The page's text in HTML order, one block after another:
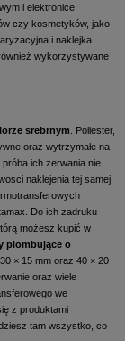
i elektronice.
czy kosmetyków, jako
i naklejka
wykorzystywane
srebrnym . Poliester,
oraz wytrzymałe na
ich zerwania nie
naklejenia tej samej
Do ich zadruku
możesz kupić w
plombujące o
× 15 mm oraz 40 × 20
oraz wiele
we
z produktami
tam wszystko, co